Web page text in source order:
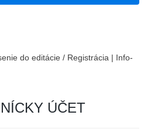
do editácie / Registrácia | Info-
ÚČET